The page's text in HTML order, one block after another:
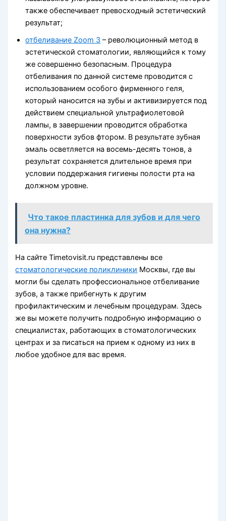
также обеспечивает превосходный эстетический
результат;
отбеливание Zoom 3 – революционный метод в
эстетической стоматологии, являющийся к тому
же совершенно безопасным. Процедура
отбеливания по данной системе проводится с
использованием особого фирменного геля,
который наносится на зубы и активизируется под
действием специальной ультрафиолетовой
лампы, в завершении проводится обработка
поверхности зубов фтором. В результате зубная
эмаль осветляется на восемь-десять тонов, а
результат сохраняется длительное время при
условии поддержания гигиены полости рта на
должном уровне.
Что такое пластинка для зубов и для чего
она нужна?
На сайте Timetovisit.ru представлены все
стоматологические поликлиники Москвы, где вы
могли бы сделать профессиональное отбеливание
зубов, а также прибегнуть к другим
профилактическим и лечебным процедурам. Здесь
же вы можете получить подробную информацию о
специалистах, работающих в стоматологических
центрах и за писаться на прием к одному из них в
любое удобное для вас время.